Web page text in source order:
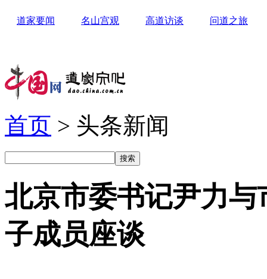
道家要闻 名山宫观 高道访谈 问道之旅
首页 > 头条新闻
北京市委书记尹力
子成员座谈